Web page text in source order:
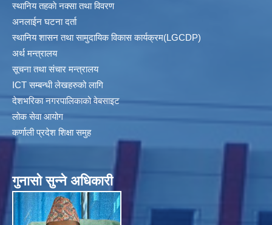
स्थानिय तहकाे नक्सा तथा विवरण
अनलाईन घटना दर्ता
स्थानिय शासन तथा सामुदायिक विकास कार्यक्रम(LGCDP)
अर्थ मन्त्रालय
सूचना तथा संचार मन्त्रालय
ICT सम्बन्धी लेखहरुको लागि
देशभरिका नगरपालिकाको वेबसाइट
लोक सेवा आयोग
कर्णाली प्रदेश शिक्षा समुह
गुनासाे सुन्ने अधिकारी